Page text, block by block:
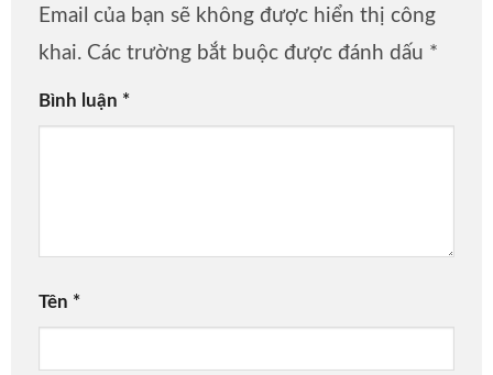
Email của bạn sẽ không được hiển thị công
khai. Các trường bắt buộc được đánh dấu *
Bình luận *
Tên *